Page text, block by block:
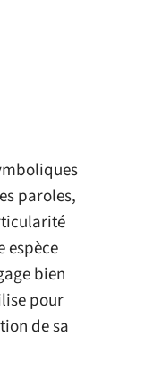
paroles,
espèce
bien
pour
de sa